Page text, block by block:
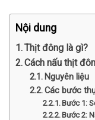
Nội dung
Thịt đông là gì?
Cách nấu thịt
Nguyên liệu
Các bước
Bước 1:
Bước 2: